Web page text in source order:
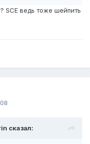
SCE ведь тоже шейпить
сказал: